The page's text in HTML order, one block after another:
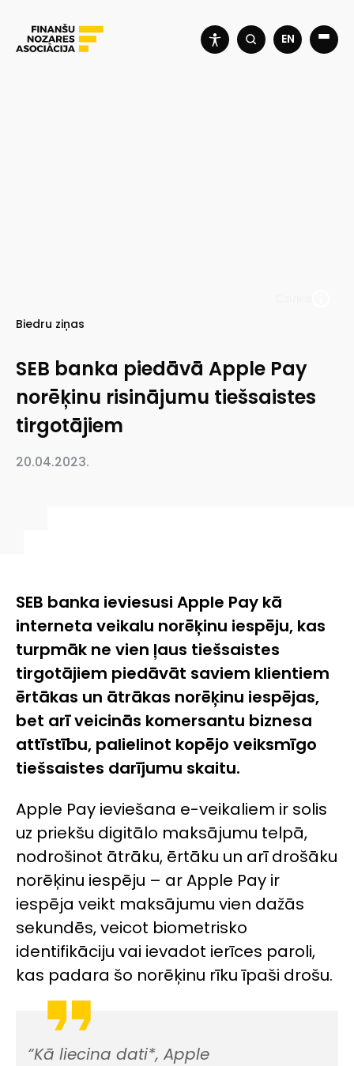
EN
Biedru ziņas
SEB banka piedāvā Apple Pay
norēķinu risinājumu tiešsaistes
tirgotājiem
20.04.2023.
SEB banka ieviesusi Apple Pay kā
interneta veikalu norēķinu iespēju, kas
turpmāk ne vien ļaus tiešsaistes
tirgotājiem piedāvāt saviem klientiem
ērtākas un ātrākas norēķinu iespējas,
bet arī veicinās komersantu biznesa
attīstību, palielinot kopējo veiksmīgo
tiešsaistes darījumu skaitu.
Apple Pay ieviešana e-veikaliem ir solis
uz priekšu digitālo maksājumu telpā,
nodrošinot ātrāku, ērtāku un arī drošāku
norēķinu iespēju – arApple Pay ir
iespēja veikt maksājumu vien dažās
sekundēs, veicot biometrisko
identifikāciju vai ievadot ierīces paroli,
kas padara šo norēķinu rīku īpaši drošu.
“Kā liecina dati*, Apple